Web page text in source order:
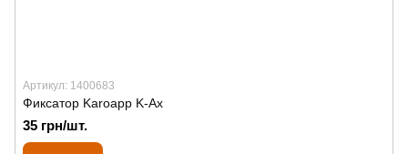
Артикул: 1400683
Фиксатор Karoapp K-Ax
35 грн/шт.